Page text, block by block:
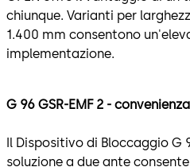
chiunque. Varianti per
1.400 mm consentono
implementazione.
G 96 GSR-EMF 2 -
Il Dispositivo di Bloccaggio G
soluzione a due ante